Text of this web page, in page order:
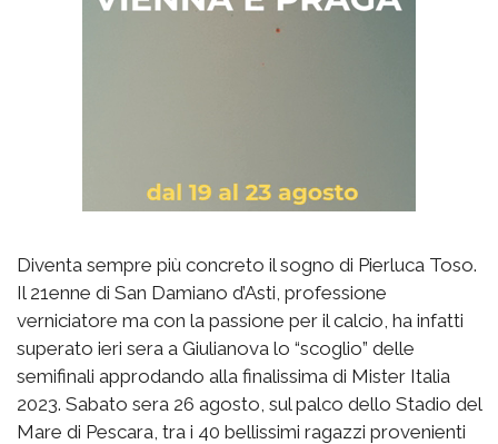
Diventa sempre più concreto il sogno di Pierluca Toso.
Il 21enne di San Damiano d’Asti, professione
verniciatore ma con la passione per il calcio, ha infatti
superato ieri sera a Giulianova lo “scoglio” delle
semifinali approdando alla finalissima di Mister Italia
2023. Sabato sera 26 agosto, sul palco dello Stadio del
Mare di Pescara, tra i 40 bellissimi ragazzi provenienti